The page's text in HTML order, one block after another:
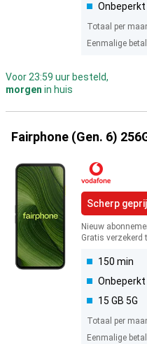
Onbeperkt
Totaal per
Eenmalige
Voor 23:59 uur besteld,
morgen in huis
Fairphone (Gen. 6)
Scherp
Nieuw
Gratis verzekerd
150 min
15 GB 5G
Totaal per
Eenmalige